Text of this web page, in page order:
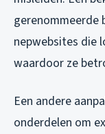
gerenommeerde
nepwebsites die
waardoor ze
Een andere
onderdelen om